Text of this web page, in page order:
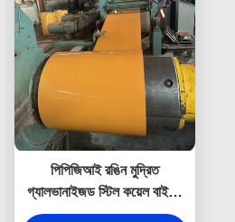
পিপিজিআই রঙিন মুদ্রিত
গ্যালভানাইজড স্টিল কয়েল বাইরের
দেয়াল এবং ছাদ প্যানেলের জন্য